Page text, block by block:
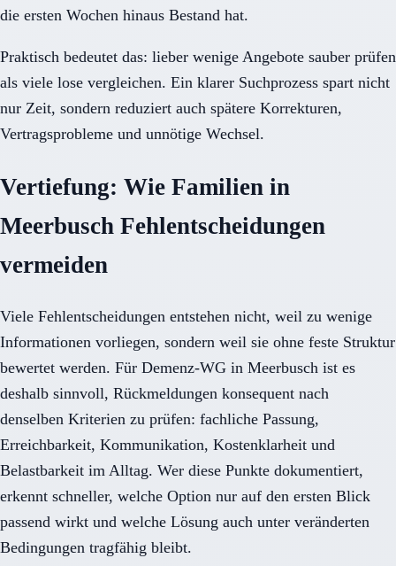
die ersten Wochen hinaus Bestand hat.
Praktisch bedeutet das: lieber wenige Angebote sauber prüfen
als viele lose vergleichen. Ein klarer Suchprozess spart nicht
nur Zeit, sondern reduziert auch spätere Korrekturen,
Vertragsprobleme und unnötige Wechsel.
Vertiefung: Wie Familien in
Meerbusch Fehlentscheidungen
vermeiden
Viele Fehlentscheidungen entstehen nicht, weil zu wenige
Informationen vorliegen, sondern weil sie ohne feste Struktur
bewertet werden. Für Demenz-WG in Meerbusch ist es
deshalb sinnvoll, Rückmeldungen konsequent nach
denselben Kriterien zu prüfen: fachliche Passung,
Erreichbarkeit, Kommunikation, Kostenklarheit und
Belastbarkeit im Alltag. Wer diese Punkte dokumentiert,
erkennt schneller, welche Option nur auf den ersten Blick
passend wirkt und welche Lösung auch unter veränderten
Bedingungen tragfähig bleibt.